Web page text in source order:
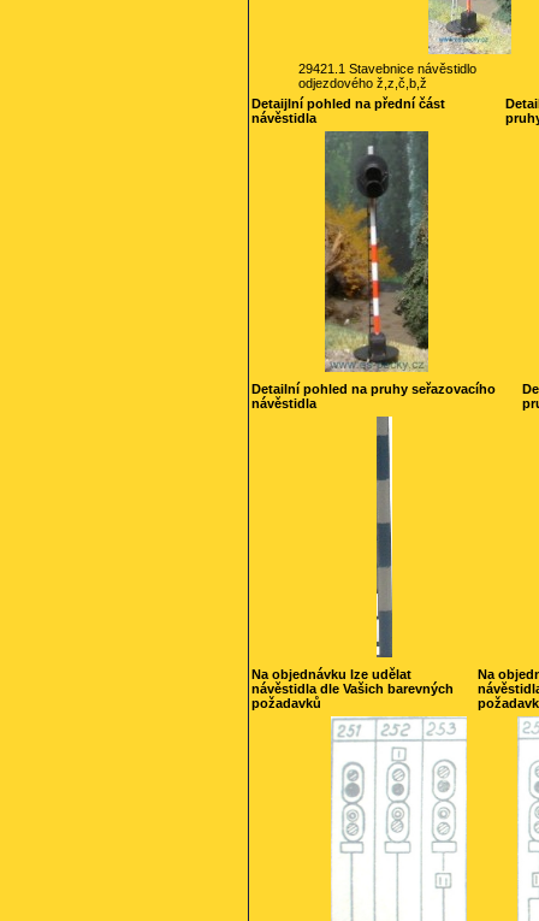
29421.1 Stavebnice návěstidlo
odjezdového ž,z,č,b,ž
Detaijlní pohled na přední část
návěstidla
Detailní pohled na pruhy seřazovacího
návěstidla
Na objednávku lze udělat
návěstidla dle Vašich barevných
požadavků
Na